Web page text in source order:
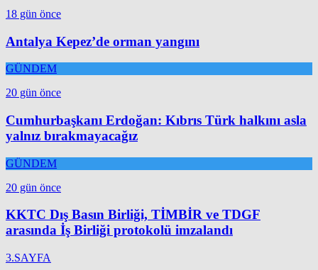
18 gün önce
Antalya Kepez’de orman yangını
GÜNDEM
20 gün önce
Cumhurbaşkanı Erdoğan: Kıbrıs Türk halkını asla
yalnız bırakmayacağız
GÜNDEM
20 gün önce
KKTC Dış Basın Birliği, TİMBİR ve TDGF
arasında İş Birliği protokolü imzalandı
3.SAYFA